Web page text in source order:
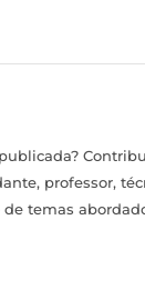
professor,
temas